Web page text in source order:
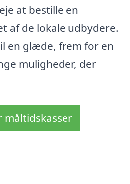
at bestille en
af de lokale udbydere.
en glæde, frem for en
muligheder, der
måltidskasser